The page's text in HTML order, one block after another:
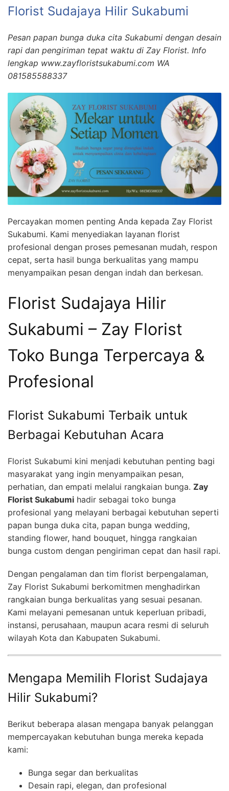
Florist Sudajaya Hilir Sukabumi
Pesan papan bunga duka cita Sukabumi dengan desain
rapi dan pengiriman tepat waktu di Zay Florist. Info
lengkap www.zayfloristsukabumi.com WA
081585588337
Percayakan momen penting Anda kepada Zay Florist
Sukabumi. Kami menyediakan layanan florist
profesional dengan proses pemesanan mudah, respon
cepat, serta hasil bunga berkualitas yang mampu
menyampaikan pesan dengan indah dan berkesan.
Florist Sudajaya Hilir
Sukabumi – Zay Florist
Toko Bunga Terpercaya &
Profesional
Florist Sukabumi Terbaik untuk
Berbagai Kebutuhan Acara
Florist Sukabumi kini menjadi kebutuhan penting bagi
masyarakat yang ingin menyampaikan pesan,
perhatian, dan empati melalui rangkaian bunga. Zay
Florist Sukabumi hadir sebagai toko bunga
profesional yang melayani berbagai kebutuhan seperti
papan bunga duka cita, papan bunga wedding,
standing flower, hand bouquet, hingga rangkaian
bunga custom dengan pengiriman cepat dan hasil rapi.
Dengan pengalaman dan tim florist berpengalaman,
Zay Florist Sukabumi berkomitmen menghadirkan
rangkaian bunga berkualitas yang sesuai pesanan.
Kami melayani pemesanan untuk keperluan pribadi,
instansi, perusahaan, maupun acara resmi di seluruh
wilayah Kota dan Kabupaten Sukabumi.
Mengapa Memilih Florist Sudajaya
Hilir Sukabumi?
Berikut beberapa alasan mengapa banyak pelanggan
mempercayakan kebutuhan bunga mereka kepada
kami:
Bunga segar dan berkualitas
Desain rapi, elegan, dan profesional